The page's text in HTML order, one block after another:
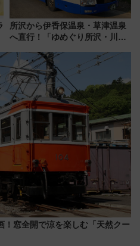
所沢から伊香保温泉・草津温泉
へ直行！「ゆめぐり所沢・川越
軽に 運行ダイヤ・運賃を解説
窓全開で涼を楽しむ「天然クー